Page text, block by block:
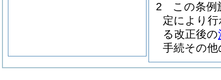
2
この条例
定により
る改正後の
手続その